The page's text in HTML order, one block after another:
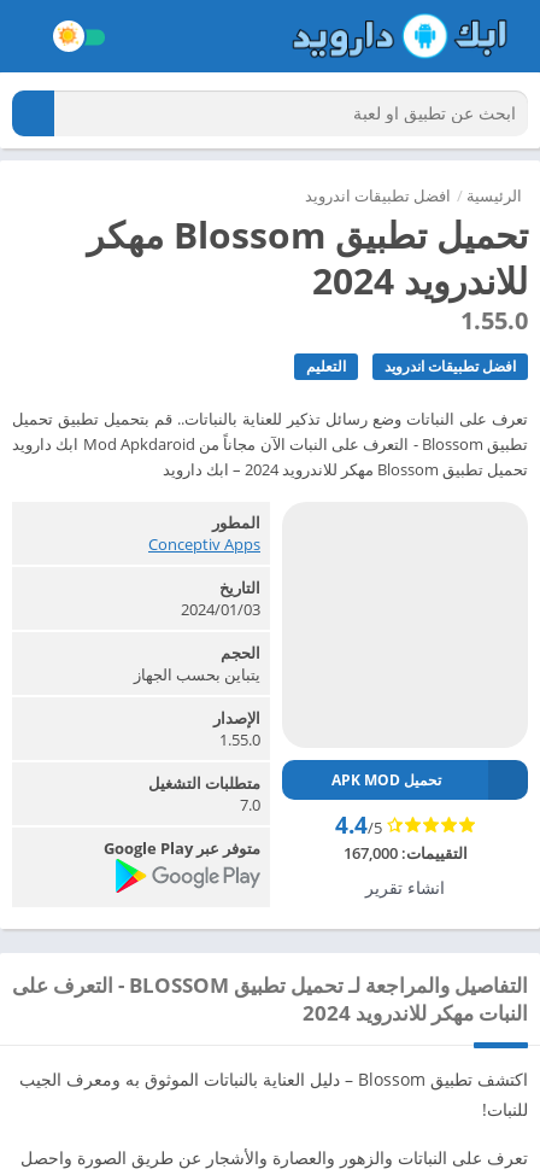
الرئيسية / افضل تطبيقات اندرويد
تحميل تطبيق Blossom مهكر
للاندرويد 2024
1.55.0
افضل تطبيقات اندرويد التعليم
تعرف على النباتات وضع رسائل تذكير للعناية بالنباتات.. قم بتحميل تطبيق تحميل
تطبيق Blossom - التعرف على النبات الآن مجاناً من Mod Apkdaroid ابك دارويد
تحميل تطبيق Blossom مهكر للاندرويد 2024 – ابك دارويد
تحميل APK MOD
4.4/5
التقييمات:167,000
انشاء تقرير
المطور
Conceptiv Apps‏
التاريخ
2024/01/03
الحجم
يتباين بحسب الجهاز
الإصدار
1.55.0
متطلبات التشغيل
7.0
متوفر عبر Google Play
التفاصيل والمراجعة لـ تحميل تطبيق BLOSSOM - التعرف على
النبات مهكر للاندرويد 2024
اكتشف تطبيق Blossom – دليل العناية بالنباتات الموثوق به ومعرف الجيب
للنبات!
تعرف على النباتات والزهور والعصارة والأشجار عن طريق الصورة واحصل